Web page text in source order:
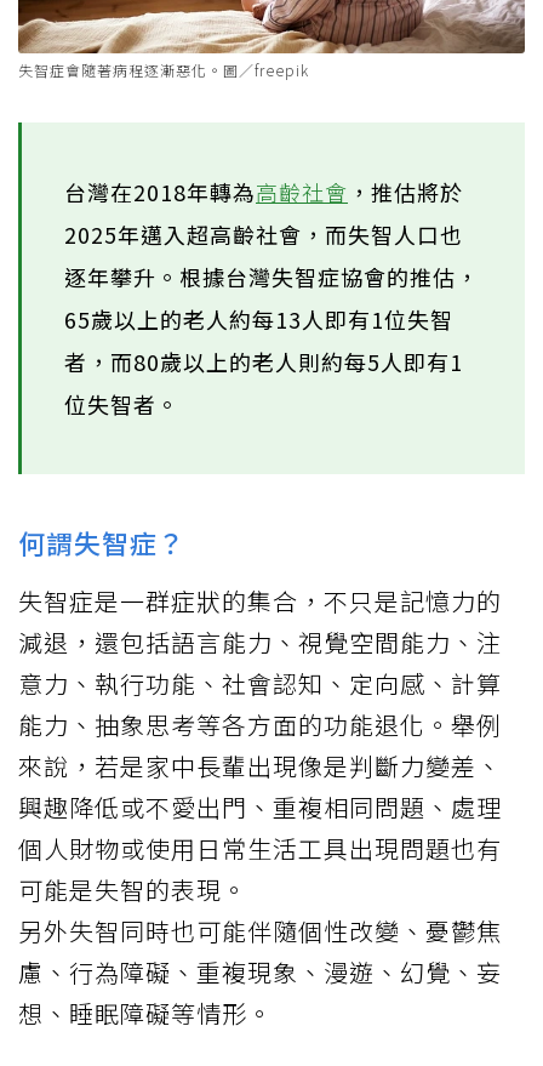
失智症會隨著病程逐漸惡化。圖／freepik
台灣在2018年轉為高齡社會 ，推估將於
2025年邁入超高齡社會，而失智人口也
逐年攀升。根據台灣失智症協會的推估，
65歲以上的老人約每13人即有1位失智
者，而80歲以上的老人則約每5人即有1
位失智者。
何謂失智症？
失智症是一群症狀的集合，不只是記憶力的
減退，還包括語言能力、視覺空間能力、注
意力、執行功能、社會認知、定向感、計算
能力、抽象思考等各方面的功能退化。舉例
來說，若是家中長輩出現像是判斷力變差、
興趣降低或不愛出門、重複相同問題、處理
個人財物或使用日常生活工具出現問題也有
可能是失智的表現。
另外失智同時也可能伴隨個性改變、憂鬱焦
慮、行為障礙、重複現象、漫遊、幻覺、妄
想、睡眠障礙等情形。